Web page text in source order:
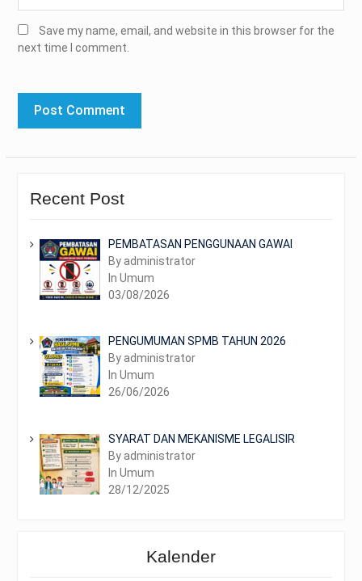
Save my name, email, and website in this browser for the
next time I comment.
Recent Post
PEMBATASAN PENGGUNAAN GAWAI
By administrator
In Umum
03/08/2026
PENGUMUMAN SPMB TAHUN 2026
By administrator
In Umum
26/06/2026
SYARAT DAN MEKANISME LEGALISIR
By administrator
In Umum
28/12/2025
Kalender